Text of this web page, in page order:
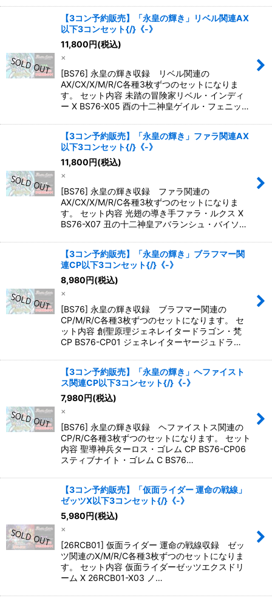
【3コン予約販売】「永皇の輝き」リベル関連AX
以下3コンセット{/}《-》
11,800 円(税込)
×
[BS76] 永皇の輝き収録 リベル関連の
AX/CX/X/M/R/C各種3枚ずつのセットになりま
す。 セット内容 未踏の冒険家リベル・インディ
ー X BS76-X05 酉の十二神皇ゲイル・フェニッ…
【3コン予約販売】「永皇の輝き」ファラ関連AX
以下3コンセット{/}《-》
11,800 円(税込)
×
[BS76] 永皇の輝き収録 ファラ関連の
AX/CX/X/M/R/C各種3枚ずつのセットになりま
す。 セット内容 光翅の導き手ファラ・ルクス X
BS76-X07 丑の十二神皇アバランシュ・バイソ…
【3コン予約販売】「永皇の輝き」ブラフマー関
連CP以下3コンセット{/}《-》
8,980 円(税込)
×
[BS76] 永皇の輝き収録 ブラフマー関連の
CP/M/R/C各種3枚ずつのセットになります。 セ
ット内容 創聖原理ジェネレイタードラゴン・梵
CP BS76-CP01 ジェネレイターヤージュドラ…
【3コン予約販売】「永皇の輝き」ヘファイスト
ス関連CP以下3コンセット{/}《-》
7,980 円(税込)
×
[BS76] 永皇の輝き収録 ヘファイストス関連の
CP/R/C各種3枚ずつのセットになります。 セット
内容 聖導神兵ターロス・ゴレム CP BS76-CP06
スティブナイト・ゴレム C BS76…
【3コン予約販売】「仮面ライダー 運命の戦線」
ゼッツX以下3コンセット{/}《-》
5,980 円(税込)
×
[26RCB01] 仮面ライダー 運命の戦線収録 ゼッ
ツ関連のX/M/R/C各種3枚ずつのセットになりま
す。 セット内容 仮面ライダーゼッツエクスドリ
ーム X 26RCB01-X03 ノ…